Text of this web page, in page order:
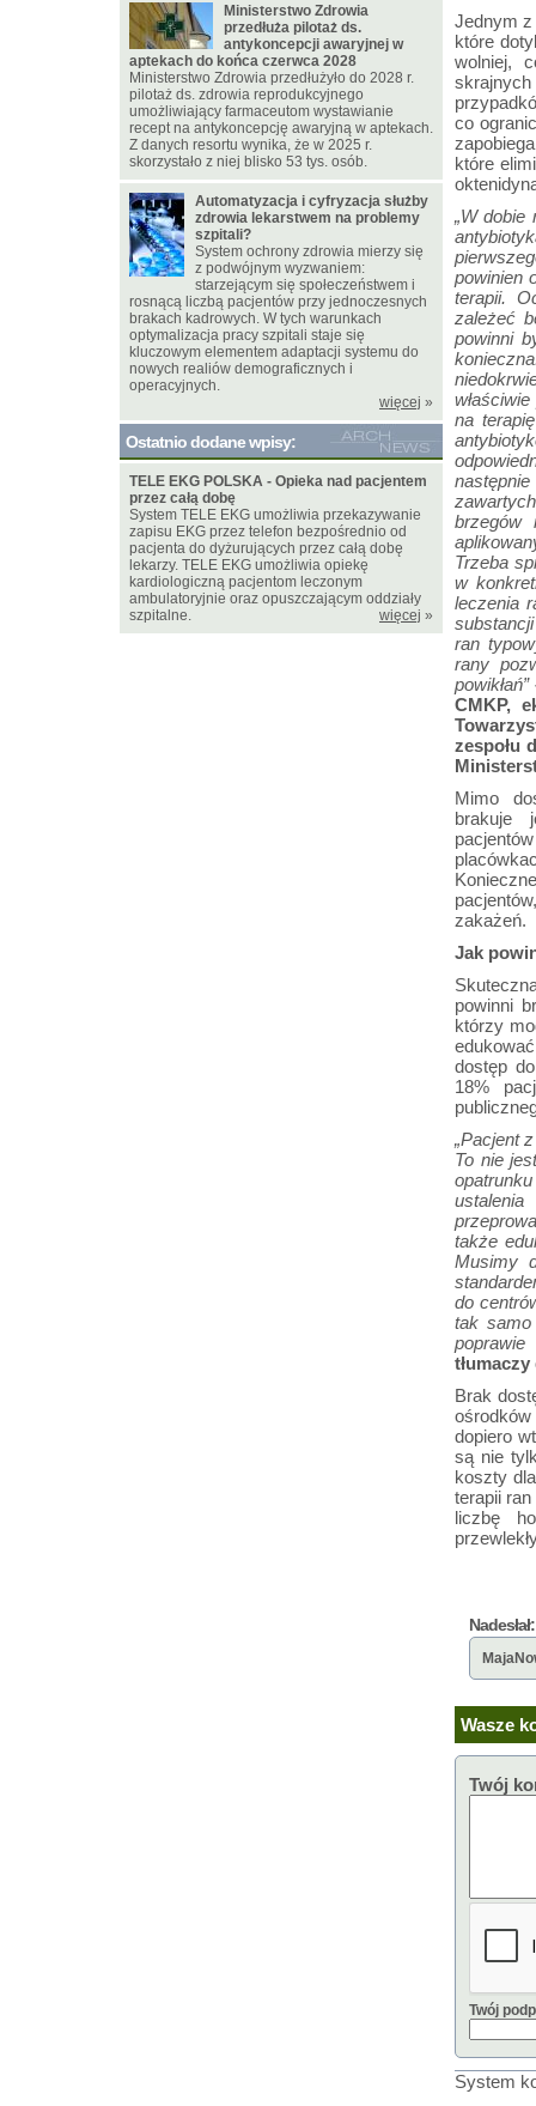
Jednym z
które
wolniej,
co
które
„W dobie
powinien
terapii.
zależeć
powinni
na
brzegów
Trzeba
w
leczenia
ran
rany
powikłań”
CMKP,
zespołu
Mimo
brakuje
zakażeń.
Jak
powinni
którzy
dostęp
18%
„Pacjent
To nie
także
Musimy
do
tak
Brak
dopiero
są nie
koszty
terapii
liczbę
Nadesłał:
Wasze
Twój
Twój
System
Ministerstwo Zdrowia
przedłuża pilotaż ds.
antykoncepcji awaryjnej w
aptekach do końca czerwca 2028
Ministerstwo Zdrowia przedłużyło do 2028 r.
pilotaż ds. zdrowia reprodukcyjnego
umożliwiający farmaceutom wystawianie
recept na antykoncepcję awaryjną w aptekach.
Z danych resortu wynika, że w 2025 r.
skorzystało z niej blisko 53 tys. osób.
Automatyzacja i cyfryzacja służby
zdrowia lekarstwem na problemy
szpitali?
System ochrony zdrowia mierzy się
z podwójnym wyzwaniem:
starzejącym się społeczeństwem i
rosnącą liczbą pacjentów przy jednoczesnych
brakach kadrowych. W tych warunkach
optymalizacja pracy szpitali staje się
kluczowym elementem adaptacji systemu do
nowych realiów demograficznych i
operacyjnych.
więcej »
Ostatnio dodane wpisy:
TELE EKG POLSKA - Opieka nad pacjentem
przez całą dobę
System TELE EKG umożliwia przekazywanie
zapisu EKG przez telefon bezpośrednio od
pacjenta do dyżurujących przez całą dobę
lekarzy. TELE EKG umożliwia opiekę
kardiologiczną pacjentom leczonym
ambulatoryjnie oraz opuszczającym oddziały
szpitalne.
więcej »